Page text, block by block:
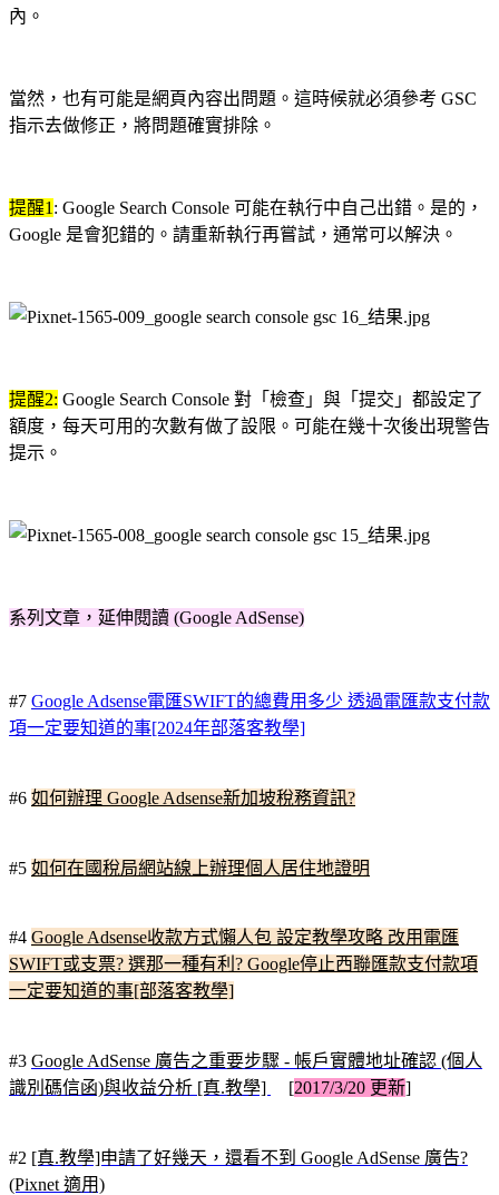
內。
當然，也有可能是網頁內容出問題。這時候就必須參考 GSC
指示去做修正，將問題確實排除。
提醒1 : Google Search Console 可能在執行中自己出錯。是的，
Google 是會犯錯的。請重新執行再嘗試，通常可以解決。
提醒2: Google Search Console 對「檢查」與「提交」都設定了
額度，每天可用的次數有做了設限。可能在幾十次後出現警告
提示。
系列文章，延伸閱讀 (Google AdSense)
#7 Google Adsense電匯SWIFT的總費用多少 透過電匯款支付款
項一定要知道的事[2024年部落客教學]
#6 如何辦理 Google Adsense新加坡稅務資訊?
#5 如何在國稅局網站線上辦理個人居住地證明
#4 Google Adsense收款方式懶人包 設定教學攻略 改用電匯
SWIFT或支票? 選那一種有利? Google停止西聯匯款支付款項
一定要知道的事[部落客教學]
#3 Google AdSense 廣告之重要步驟 - 帳戶實體地址確認 (個人
識別碼信函)與收益分析 [真.教學]
[2017/3/20 更新]
#2 [真.教學]申請了好幾天，還看不到 Google AdSense 廣告?
(Pixnet 適用)